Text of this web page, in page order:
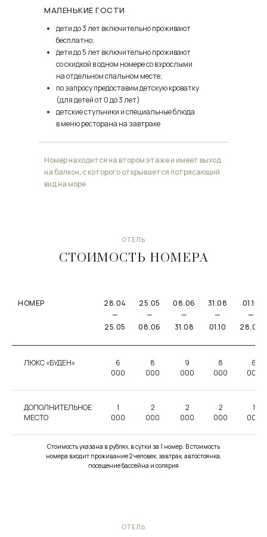
Номер находится на втором этаже и имеет выход
на балкон, с которого открывается потрясающий
вид на море
дети до 3 лет включительно проживают
бесплатно;
дети до 5 лет включительно проживают
со скидкой в одном номере со взрослыми
на отдельном спальном месте;
по запросу предоставим детскую кроватку
(для детей от 0 до 3 лет)
детские стульчики и специальные блюда
в меню ресторана на завтраке
МАЛЕНЬКИЕ ГОСТИ
ОТЕЛЬ
СТОИМОСТЬ НОМЕРА
НОМЕР
28.04
—
25.05
25.05
—
08.06
08.06
—
31.08
31.08
—
01.10
01.10
—
28.04
ЛЮКС «БУДЕН»
6
000
8
000
9
000
8
000
6
000
ДОПОЛНИТЕЛЬНОЕ
МЕСТО
1
000
2
000
2
000
2
000
1
000
Стоимость указана в рублях, в сутки за 1 номер. В стоимость
номера входит проживание 2 человек, завтрак, автостоянка,
посещение бассейна и солярия
ОТЕЛЬ